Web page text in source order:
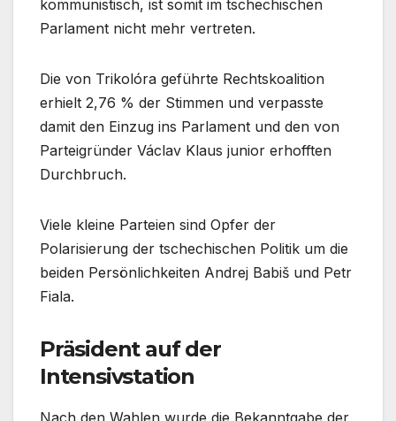
kommunistisch, ist somit im tschechischen
Parlament nicht mehr vertreten.
Die von Trikolóra geführte Rechtskoalition
erhielt 2,76 % der Stimmen und verpasste
damit den Einzug ins Parlament und den von
Parteigründer Václav Klaus junior erhofften
Durchbruch.
Viele kleine Parteien sind Opfer der
Polarisierung der tschechischen Politik um die
beiden Persönlichkeiten Andrej Babiš und Petr
Fiala.
Präsident auf der
Intensivstation
Nach den Wahlen wurde die Bekanntgabe der